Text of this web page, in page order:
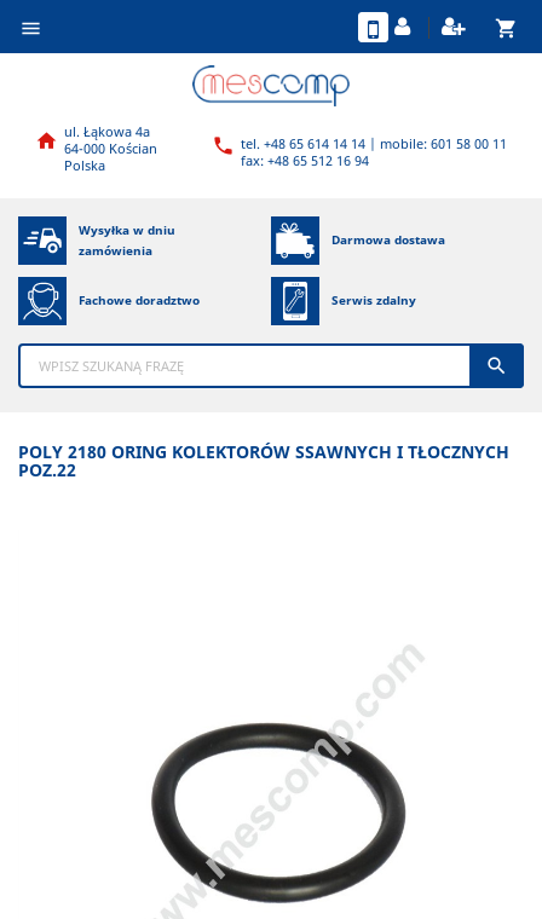
 shopping_cart
 ul. Łąkowa 4a
64-000 Kościan
Polska
 tel. +48 65 614 14 14 | mobile: 601 58 00 11
fax: +48 65 512 16 94
Wysyłka w dniu
zamówienia
Darmowa dostawa
Fachowe doradztwo Serwis zdalny

POLY 2180 ORING KOLEKTORÓW SSAWNYCH I TŁOCZNYCH
POZ.22